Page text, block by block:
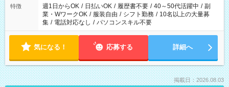
特徴 週1日からOK / 日払いOK / 履歴書不要 / 40～50代活躍中 / 副
業・WワークOK / 服装自由 / シフト勤務 / 10名以上の大量募
集 / 電話対応なし / パソコンスキル不要
気になる！ 応募する 詳細へ
掲載日：2026.08.03